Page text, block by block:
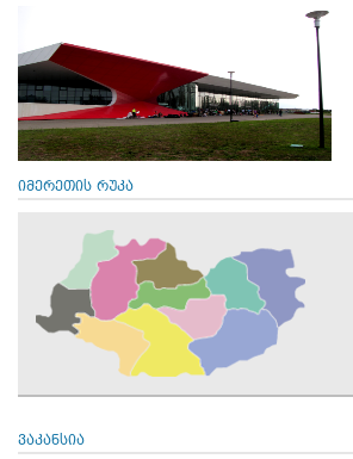
იმერეთის რუკა
ვაკანსია